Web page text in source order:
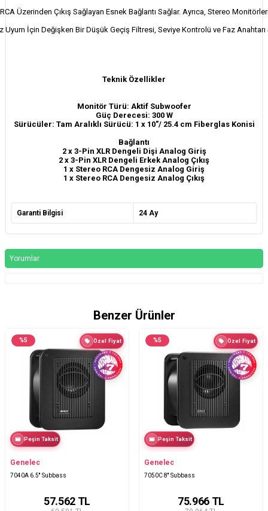
Üzerinden Çıkış Sağlayan Esnek Bağlantı Sağlar. Ayrıca, Stereo
Uyum İçin Değişken Bir Düşük Geçiş Filtresi, Seviye Kontrolü ve Faz Anahtarı
Teknik Özellikler
Monitör Türü: Aktif Subwoofer
Güç Derecesi: 300 W
Sürücüler: Tam Aralıklı Sürücü: 1 x 10"/ 25.4 cm Fiberglas Konisi
Bağlantı
2 x 3-Pin XLR Dengeli Dişi Analog Giriş
2 x 3-Pin XLR Dengeli Erkek Analog Çıkış
1 x Stereo RCA Dengesiz Analog Giriş
1 x Stereo RCA Dengesiz Analog Çıkış
Garanti Bilgisi 24 Ay
Yorumlar
Benzer Ürünler
%5 Özel Fiyat
Peşin Taksit
Genelec
7040A 6.5'' Subbass
57.562TL
%5 Özel Fiyat
Peşin Taksit
Genelec
7050C 8'' Subbass
75.966TL